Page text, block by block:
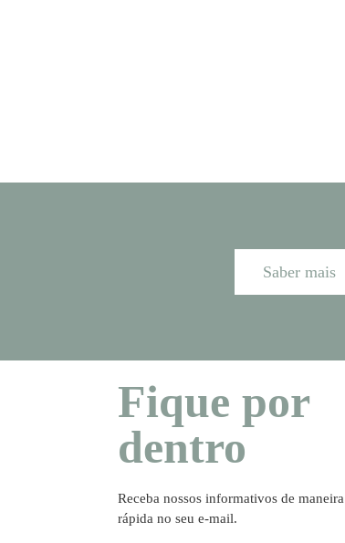
Saber mais
Fique por
dentro
Receba nossos informativos de maneira
rápida no seu e-mail.